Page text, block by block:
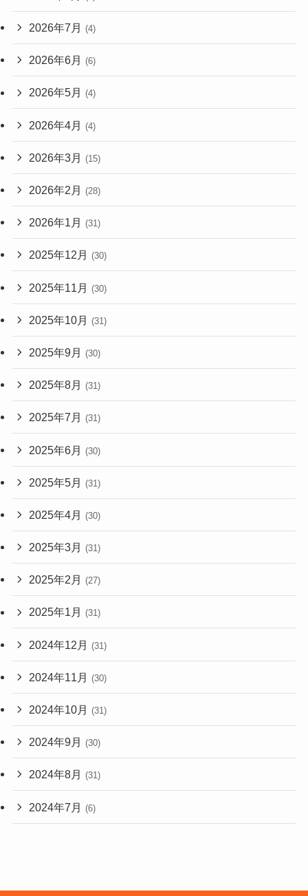
2026年7月 (4)
2026年6月 (6)
2026年5月 (4)
2026年4月 (4)
2026年3月 (15)
2026年2月 (28)
2026年1月 (31)
2025年12月 (30)
2025年11月 (30)
2025年10月 (31)
2025年9月 (30)
2025年8月 (31)
2025年7月 (31)
2025年6月 (30)
2025年5月 (31)
2025年4月 (30)
2025年3月 (31)
2025年2月 (27)
2025年1月 (31)
2024年12月 (31)
2024年11月 (30)
2024年10月 (31)
2024年9月 (30)
2024年8月 (31)
2024年7月 (6)